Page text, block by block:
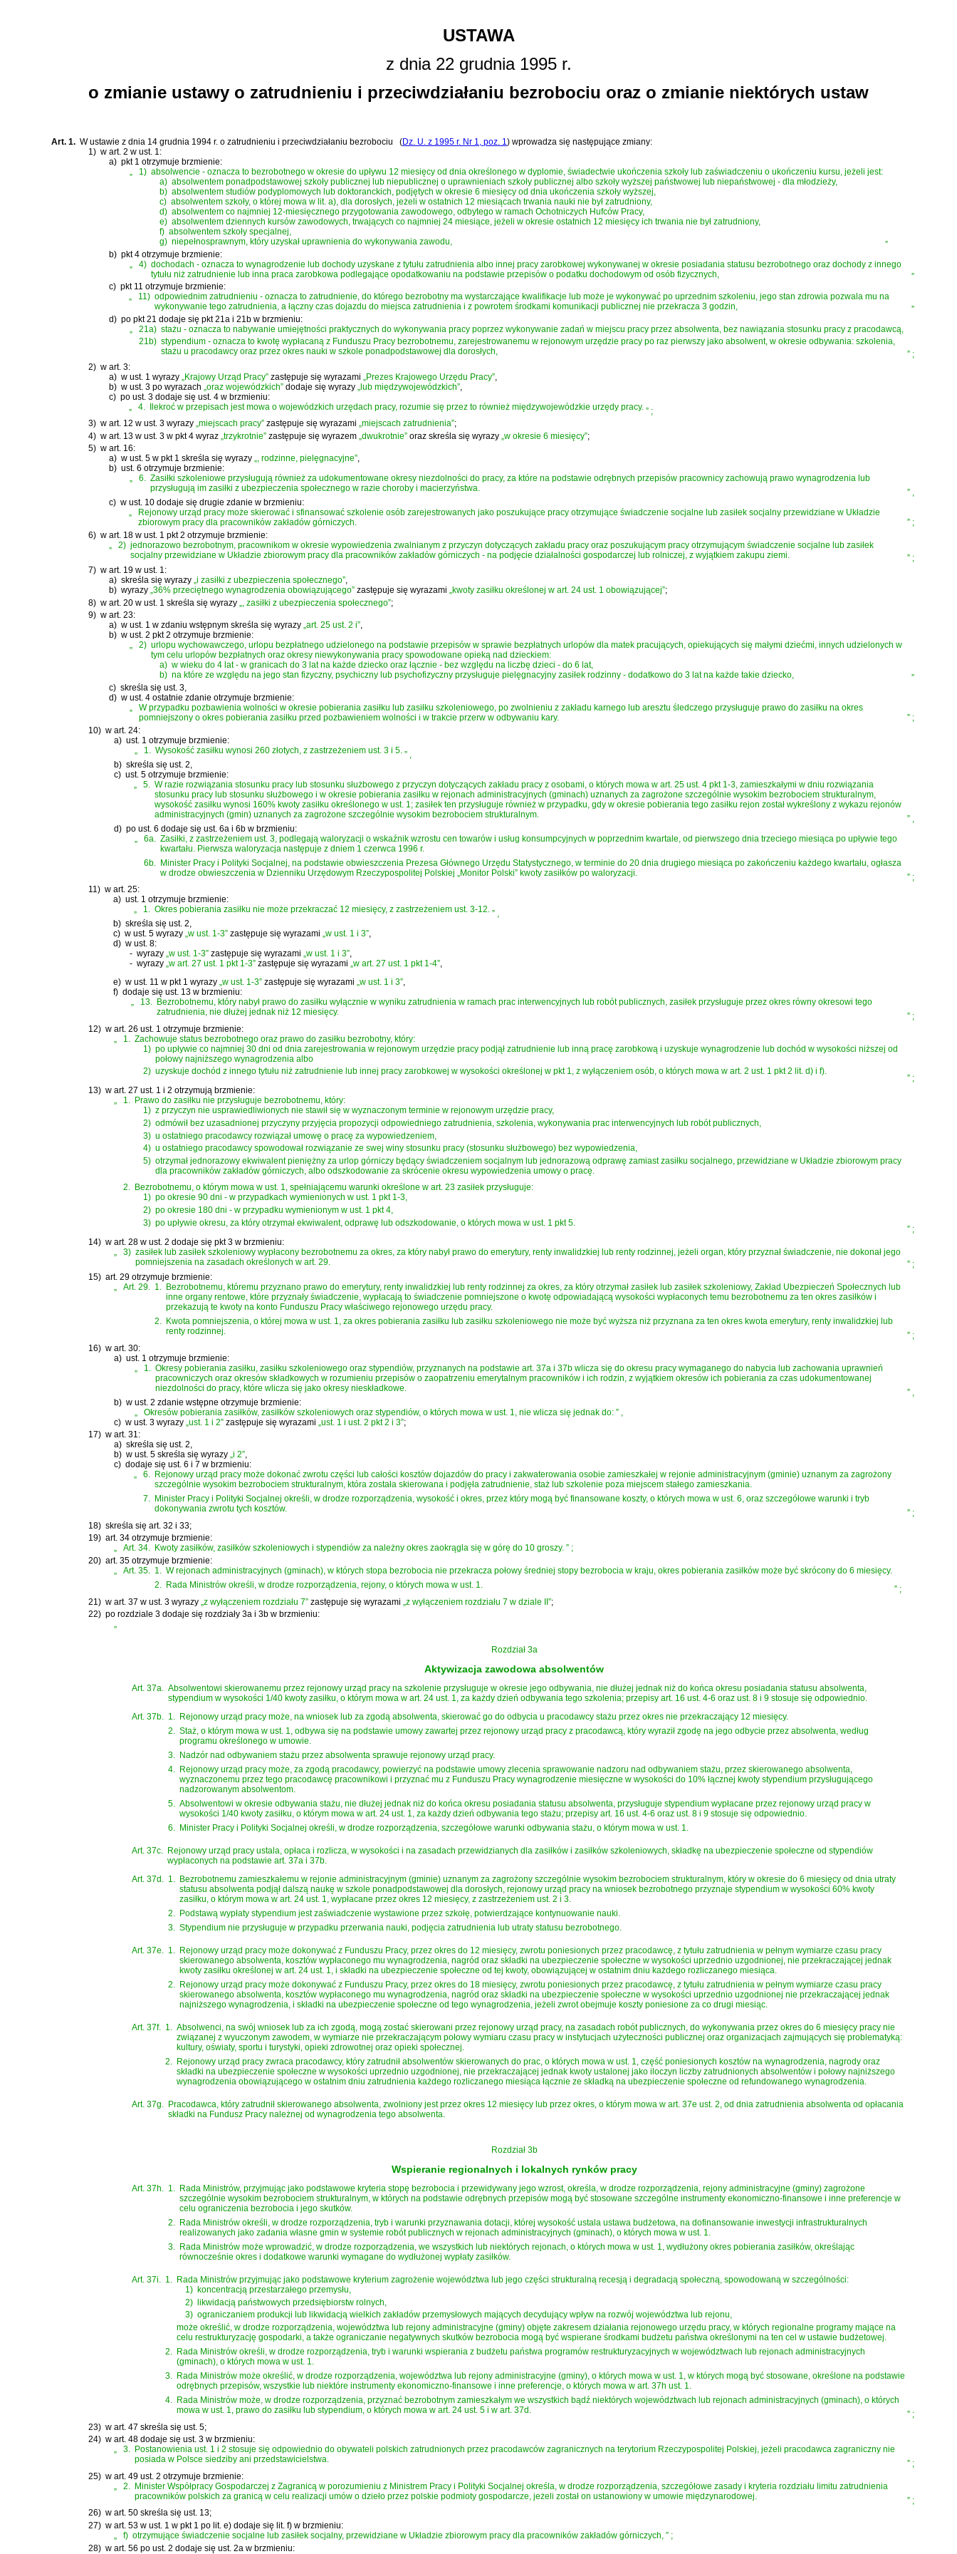
USTAWA
z dnia 22 grudnia 1995 r.
o zmianie ustawy o zatrudnieniu i przeciwdziałaniu bezrobociu oraz o zmianie niektórych ustaw
Art. 1. Wustawie z dnia 14 grudnia 1994 r. o zatrudnieniu i przeciwdziałaniu bezrobociu (Dz. U. z 1995 r. Nr 1, poz. 1) wprowadza się następujące zmiany:
1) w art. 2 w ust. 1:
a) pkt 1 otrzymuje brzmienie:
„
1) absolwencie - oznacza to bezrobotnego w okresie do upływu 12 miesięcy od dnia określonego w dyplomie, świadectwie ukończenia szkoły lub zaświadczeniu o ukończeniu kursu, jeżeli jest:
a) absolwentem ponadpodstawowej szkoły publicznej lub niepublicznej o uprawnieniach szkoły publicznej albo szkoły wyższej państwowej lub niepaństwowej - dla młodzieży,
b) absolwentem studiów podyplomowych lub doktoranckich, podjętych w okresie 6 miesięcy od dnia ukończenia szkoły wyższej,
c) absolwentem szkoły, o której mowa w lit. a), dla dorosłych, jeżeli w ostatnich 12 miesiącach trwania nauki nie był zatrudniony,
d) absolwentem co najmniej 12-miesięcznego przygotowania zawodowego, odbytego w ramach Ochotniczych Hufców Pracy,
e) absolwentem dziennych kursów zawodowych, trwających co najmniej 24 miesiące, jeżeli w okresie ostatnich 12 miesięcy ich trwania nie był zatrudniony,
f) absolwentem szkoły specjalnej,
g) niepełnosprawnym, który uzyskał uprawnienia do wykonywania zawodu,
”
b) pkt 4 otrzymuje brzmienie:
4) dochodach - oznacza to wynagrodzenie lub dochody uzyskane z tytułu zatrudnienia albo innej pracy zarobkowej wykonywanej w okresie posiadania statusu bezrobotnego oraz dochody z innego
tytułu niż zatrudnienie lub inna praca zarobkowa podlegające opodatkowaniu na podstawie przepisów o podatku dochodowym od osób fizycznych,
”
c) pkt 11 otrzymuje brzmienie:
„
11) odpowiednim zatrudnieniu - oznacza to zatrudnienie, do którego bezrobotny ma wystarczające kwalifikacje lub może je wykonywać po uprzednim szkoleniu, jego stan zdrowia pozwala mu na
wykonywanie tego zatrudnienia, a łączny czas dojazdu do miejsca zatrudnienia i z powrotem środkami komunikacji publicznej nie przekracza 3 godzin,
”
d) po pkt 21 dodaje się pkt 21a i 21b w brzmieniu:
21a) stażu - oznacza to nabywanie umiejętności praktycznych do wykonywania pracy poprzez wykonywanie zadań w miejscu pracy przez absolwenta, bez nawiązania stosunku pracy z pracodawcą,
21b) stypendium - oznacza to kwotę wypłacaną z Funduszu Pracy bezrobotnemu, zarejestrowanemu w rejonowym urzędzie pracy po raz pierwszy jako absolwent, w okresie odbywania: szkolenia,
stażu u pracodawcy oraz przez okres nauki w szkole ponadpodstawowej dla dorosłych,
” ;
2) w art. 3:
a) w ust. 1 wyrazy „Krajowy Urząd Pracy” zastępuje się wyrazami „Prezes Krajowego Urzędu Pracy”
b) w ust. 3 po wyrazach „oraz wojewódzkich” dodaje się wyrazy „lub międzywojewódzkich”
c) po ust. 3 dodaje się ust. 4 w brzmieniu:
4. Ilekroć w przepisach jest mowa o wojewódzkich urzędach pracy, rozumie się przez to również międzywojewódzkie urzędy pracy. ” ;
3) w art. 12 w ust. 3 wyrazy „miejscach pracy” zastępuje się wyrazami „miejscach zatrudnienia”;
4) w art. 13 w ust. 3 w pkt 4 wyraz „trzykrotnie” zastępuje się wyrazem „dwukrotnie” oraz skreśla się wyrazy „w okresie 6 miesięcy”;
5) w art. 16:
a) w ust. 5 w pkt 1 skreśla się wyrazy „, rodzinne, pielęgnacyjne”,
b) ust. 6 otrzymuje brzmienie:
„
6. Zasiłki szkoleniowe przysługują również za udokumentowane okresy niezdolności do pracy, za które na podstawie odrębnych przepisów pracownicy zachowują prawo wynagrodzenia lub
przysługują im zasiłki z ubezpieczenia społecznego w razie choroby i macierzyństwa.
” ,
c) w ust. 10 dodaje się drugie zdanie w brzmieniu:
„
Rejonowy urząd pracy może skierować i sfinansować szkolenie osób zarejestrowanych jako poszukujące pracy otrzymujące świadczenie socjalne lub zasiłek socjalny przewidziane w Układzie
zbiorowym pracy dla pracowników zakładów górniczych.
” ;
6) w art. 18 w ust. 1 pkt 2 otrzymuje brzmienie:
„
2) jednorazowo bezrobotnym, pracownikom w okresie wypowiedzenia zwalnianym z przyczyn dotyczących zakładu pracy oraz poszukującym pracy otrzymującym świadczenie socjalne lub zasiłek
socjalny przewidziane w Układzie zbiorowym pracy dla pracowników zakładów górniczych - na podjęcie działalności gospodarczej lub rolniczej, z wyjątkiem zakupu ziemi.
” ;
7) w art. 19 w ust. 1:
a) skreśla się wyrazy „i zasiłki z ubezpieczenia społecznego”,
b) wyrazy „36% przeciętnego wynagrodzenia obowiązującego” zastępuje się wyrazami „kwoty zasiłku określonej w art. 24 ust. 1 obowiązującej”;
8) w art. 20 w ust. 1 skreśla się wyrazy „, zasiłki z ubezpieczenia społecznego”;
9) w art. 23:
a) w ust. 1 w zdaniu wstępnym skreśla się wyrazy „art. 25 ust. 2 i”,
b) w ust. 2 pkt 2 otrzymuje brzmienie:
„
2) urlopu wychowawczego, urlopu bezpłatnego udzielonego na podstawie przepisów w sprawie bezpłatnych urlopów dla matek pracujących, opiekujących się małymi dziećmi, innych udzielonych w
tym celu urlopów bezpłatnych oraz okresy niewykonywania pracy spowodowane opieką nad dzieckiem:
a) w wieku do 4 lat - w granicach do 3 lat na każde dziecko oraz łącznie - bez względu na liczbę dzieci - do 6 lat,
b) na które ze względu na jego stan fizyczny, psychiczny lub psychofizyczny przysługuje pielęgnacyjny zasiłek rodzinny - dodatkowo do 3 lat na każde takie dziecko,
”
c) skreśla się ust. 3,
d) w ust. 4 ostatnie zdanie otrzymuje brzmienie:
„
W przypadku pozbawienia wolności w okresie pobierania zasiłku lub zasiłku szkoleniowego, po zwolnieniu z zakładu karnego lub aresztu śledczego przysługuje prawo do zasiłku na okres
pomniejszony o okres pobierania zasiłku przed pozbawieniem wolności i w trakcie przerw w odbywaniu kary.
” ;
10) w art. 24:
a) ust. 1 otrzymuje brzmienie:
1. Wysokość zasiłku wynosi 260 złotych, z zastrzeżeniem ust. 3 i 5. ”
b) skreśla się ust. 2,
c) ust. 5 otrzymuje brzmienie:
5.
W razie rozwiązania stosunku pracy lub stosunku służbowego z przyczyn dotyczących zakładu pracy z osobami, o których mowa w art. 25 ust. 4 pkt 1-3, zamieszkałymi w dniu rozwiązania
stosunku pracy lub stosunku służbowego i w okresie pobierania zasiłku w rejonach administracyjnych (gminach) uznanych za zagrożone szczególnie wysokim bezrobociem strukturalnym,
wysokość zasiłku wynosi 160% kwoty zasiłku określonego w ust. 1; zasiłek ten przysługuje również w przypadku, gdy w okresie pobierania tego zasiłku rejon został wykreślony z wykazu rejonów
administracyjnych (gmin) uznanych za zagrożone szczególnie wysokim bezrobociem strukturalnym.
”
d) po ust. 6 dodaje się ust. 6a i 6b w brzmieniu:
6a.
Zasiłki, z zastrzeżeniem ust. 3, podlegają waloryzacji o wskaźnik wzrostu cen towarów i usług konsumpcyjnych w poprzednim kwartale, od pierwszego dnia trzeciego miesiąca po upływie tego
kwartału. Pierwsza waloryzacja następuje z dniem 1 czerwca 1996 r.
6b.
Minister Pracy i Polityki Socjalnej, na podstawie obwieszczenia Prezesa Głównego Urzędu Statystycznego, w terminie do 20 dnia drugiego miesiąca po zakończeniu każdego kwartału, ogłasza
w drodze obwieszczenia w Dzienniku Urzędowym Rzeczypospolitej Polskiej „Monitor Polski” kwoty zasiłków po waloryzacji.
” ;
11) w art. 25:
a) ust. 1 otrzymuje brzmienie:
„
1. Okres pobierania zasiłku nie może przekraczać 12 miesięcy, z zastrzeżeniem ust. 3-12. ” ,
b) skreśla się ust. 2,
c) w ust. 5 wyrazy „w ust. 1-3” zastępuje się wyrazami „w ust. 1 i 3”,
d) w ust. 8:
- wyrazy „w ust. 1-3” zastępuje się wyrazami „w ust. 1 i 3”,
- wyrazy „w art. 27 ust. 1 pkt 1-3” zastępuje się wyrazami „w art. 27 ust. 1 pkt 1-4”,
e) w ust. 11 w pkt 1 wyrazy „w ust. 1-3” zastępuje się wyrazami „w ust. 1 i 3”,
f) dodaje się ust. 13 w brzmieniu:
„
13. Bezrobotnemu, który nabył prawo do zasiłku wyłącznie w wyniku zatrudnienia w ramach prac interwencyjnych lub robót publicznych, zasiłek przysługuje przez okres równy okresowi tego
zatrudnienia, nie dłużej jednak niż 12 miesięcy.
” ;
12) w art. 26 ust. 1 otrzymuje brzmienie:
1.
Zachowuje status bezrobotnego oraz prawo do zasiłku bezrobotny, który:
1) po upływie co najmniej 30 dni od dnia zarejestrowania w rejonowym urzędzie pracy podjął zatrudnienie lub inną pracę zarobkową i uzyskuje wynagrodzenie lub dochód w wysokości niższej od
połowy najniższego wynagrodzenia albo
2) uzyskuje dochód z innego tytułu niż zatrudnienie lub innej pracy zarobkowej w wysokości określonej w pkt 1, z wyłączeniem osób, o których mowa w art. 2 ust. 1 pkt 2 lit. d) i f).
” ;
13) w art. 27 ust. 1 i 2 otrzymują brzmienie:
„
1. Prawo do zasiłku nie przysługuje bezrobotnemu, który:
1) z przyczyn nie usprawiedliwionych nie stawił się w wyznaczonym terminie w rejonowym urzędzie pracy,
2) odmówił bez uzasadnionej przyczyny przyjęcia propozycji odpowiedniego zatrudnienia, szkolenia, wykonywania prac interwencyjnych lub robót publicznych,
3) u ostatniego pracodawcy rozwiązał umowę o pracę za wypowiedzeniem,
4) u ostatniego pracodawcy spowodował rozwiązanie ze swej winy stosunku pracy (stosunku służbowego) bez wypowiedzenia,
5) otrzymał jednorazowy ekwiwalent pieniężny za urlop górniczy będący świadczeniem socjalnym lub jednorazową odprawę zamiast zasiłku socjalnego, przewidziane w Układzie zbiorowym pracy
dla pracowników zakładów górniczych, albo odszkodowanie za skrócenie okresu wypowiedzenia umowy o pracę.
2. Bezrobotnemu, o którym mowa w ust. 1, spełniającemu warunki określone w art. 23 zasiłek przysługuje:
1) po okresie 90 dni - w przypadkach wymienionych w ust. 1 pkt 1-3,
2) po okresie 180 dni - w przypadku wymienionym w ust. 1 pkt 4,
3) po upływie okresu, za który otrzymał ekwiwalent, odprawę lub odszkodowanie, o których mowa w ust. 1 pkt 5.
” ;
14) w art. 28 w ust. 2 dodaje się pkt 3 w brzmieniu:
„
3) zasiłek lub zasiłek szkoleniowy wypłacony bezrobotnemu za okres, za który nabył prawo do emerytury, renty inwalidzkiej lub renty rodzinnej, jeżeli organ, który przyznał świadczenie, nie dokonał jego
pomniejszenia na zasadach określonych w art. 29.
” ;
15) art. 29 otrzymuje brzmienie:
„
Art. 29. 1. Bezrobotnemu, któremu przyznano prawo do emerytury, renty inwalidzkiej lub renty rodzinnej za okres, za który otrzymał zasiłek lub zasiłek szkoleniowy, Zakład Ubezpieczeń Społecznych lub
inne organy rentowe, które przyznały świadczenie, wypłacają to świadczenie pomniejszone o kwotę odpowiadającą wysokości wypłaconych temu bezrobotnemu za ten okres zasiłków i
przekazują te kwoty na konto Funduszu Pracy właściwego rejonowego urzędu pracy.
2. Kwota pomniejszenia, o której mowa w ust. 1, za okres pobierania zasiłku lub zasiłku szkoleniowego nie może być wyższa niż przyznana za ten okres kwota emerytury, renty inwalidzkiej lub
renty rodzinnej.
” ;
16) w art. 30:
a) ust. 1 otrzymuje brzmienie:
1.
Okresy pobierania zasiłku, zasiłku szkoleniowego oraz stypendiów, przyznanych na podstawie art. 37a i 37b wlicza się do okresu pracy wymaganego do nabycia lub zachowania uprawnień
pracowniczych oraz okresów składkowych w rozumieniu przepisów o zaopatrzeniu emerytalnym pracowników i ich rodzin, z wyjątkiem okresów ich pobierania za czas udokumentowanej
niezdolności do pracy, które wlicza się jako okresy nieskładkowe.
”
b) w ust. 2 zdanie wstępne otrzymuje brzmienie:
Okresów pobierania zasiłków, zasiłków szkoleniowych oraz stypendiów, o których mowa w ust. 1, nie wlicza się jednak do: ”
c) w ust. 3 wyrazy „ust. 1 i 2” zastępuje się wyrazami „ust. 1 i ust. 2 pkt 2 i 3”;
17) w art. 31:
a) skreśla się ust. 2,
b) w ust. 5 skreśla się wyrazy „i 2”,
c) dodaje się ust. 6 i 7 w brzmieniu:
„
6. Rejonowy urząd pracy może dokonać zwrotu części lub całości kosztów dojazdów do pracy i zakwaterowania osobie zamieszkałej w rejonie administracyjnym (gminie) uznanym za zagrożony
szczególnie wysokim bezrobociem strukturalnym, która została skierowana i podjęła zatrudnienie, staż lub szkolenie poza miejscem stałego zamieszkania.
7. Minister Pracy i Polityki Socjalnej określi, w drodze rozporządzenia, wysokość i okres, przez który mogą być finansowane koszty, o których mowa w ust. 6, oraz szczegółowe warunki i tryb
dokonywania zwrotu tych kosztów.
” ;
18) skreśla się art. 32 i 33;
19) art. 34 otrzymuje brzmienie:
„
Art. 34. Kwoty zasiłków, zasiłków szkoleniowych i stypendiów za należny okres zaokrągla się w górę do 10 groszy. ” ;
20) art. 35 otrzymuje brzmienie:
„
Art. 35. 1. W rejonach administracyjnych (gminach), w których stopa bezrobocia nie przekracza połowy średniej stopy bezrobocia w kraju, okres pobierania zasiłków może być skrócony do 6 miesięcy.
2. Rada Ministrów określi, w drodze rozporządzenia, rejony, o których mowa w ust. 1. ” ;
21) w art. 37 w ust. 3 wyrazy „z wyłączeniem rozdziału 7” zastępuje się wyrazami „z wyłączeniem rozdziału 7 w dziale II”;
22) po rozdziale 3 dodaje się rozdziały 3a i 3b w brzmieniu:
„
Rozdział 3a
Aktywizacja zawodowa absolwentów
Art. 37a. Absolwentowi skierowanemu przez rejonowy urząd pracy na szkolenie przysługuje w okresie jego odbywania, nie dłużej jednak niż do końca okresu posiadania statusu absolwenta,
stypendium w wysokości 1/40 kwoty zasiłku, o którym mowa w art. 24 ust. 1, za każdy dzień odbywania tego szkolenia; przepisy art. 16 ust. 4-6 oraz ust. 8 i 9 stosuje się odpowiednio.
Art. 37b. 1. Rejonowy urząd pracy może, na wniosek lub za zgodą absolwenta, skierować go do odbycia u pracodawcy stażu przez okres nie przekraczający 12 miesięcy.
2. Staż, o którym mowa w ust. 1, odbywa się na podstawie umowy zawartej przez rejonowy urząd pracy z pracodawcą, który wyraził zgodę na jego odbycie przez absolwenta, według
programu określonego w umowie.
3. Nadzór nad odbywaniem stażu przez absolwenta sprawuje rejonowy urząd pracy.
4. Rejonowy urząd pracy może, za zgodą pracodawcy, powierzyć na podstawie umowy zlecenia sprawowanie nadzoru nad odbywaniem stażu, przez skierowanego absolwenta,
wyznaczonemu przez tego pracodawcę pracownikowi i przyznać mu z Funduszu Pracy wynagrodzenie miesięczne w wysokości do 10% łącznej kwoty stypendium przysługującego
nadzorowanym absolwentom.
5. Absolwentowi w okresie odbywania stażu, nie dłużej jednak niż do końca okresu posiadania statusu absolwenta, przysługuje stypendium wypłacane przez rejonowy urząd pracy w
wysokości 1/40 kwoty zasiłku, o którym mowa w art. 24 ust. 1, za każdy dzień odbywania tego stażu; przepisy art. 16 ust. 4-6 oraz ust. 8 i 9 stosuje się odpowiednio.
6. Minister Pracy i Polityki Socjalnej określi, w drodze rozporządzenia, szczegółowe warunki odbywania stażu, o którym mowa w ust. 1.
Art. 37c. Rejonowy urząd pracy ustala, opłaca i rozlicza, w wysokości i na zasadach przewidzianych dla zasiłków i zasiłków szkoleniowych, składkę na ubezpieczenie społeczne od stypendiów
wypłaconych na podstawie art. 37a i 37b.
Art. 37d. 1. Bezrobotnemu zamieszkałemu w rejonie administracyjnym (gminie) uznanym za zagrożony szczególnie wysokim bezrobociem strukturalnym, który w okresie do 6 miesięcy od dnia utraty
statusu absolwenta podjął dalszą naukę w szkole ponadpodstawowej dla dorosłych, rejonowy urząd pracy na wniosek bezrobotnego przyznaje stypendium w wysokości 60% kwoty
zasiłku, o którym mowa w art. 24 ust. 1, wypłacane przez okres 12 miesięcy, z zastrzeżeniem ust. 2 i 3.
2. Podstawą wypłaty stypendium jest zaświadczenie wystawione przez szkołę, potwierdzające kontynuowanie nauki.
3. Stypendium nie przysługuje w przypadku przerwania nauki, podjęcia zatrudnienia lub utraty statusu bezrobotnego.
Art. 37e. 1. Rejonowy urząd pracy może dokonywać z Funduszu Pracy, przez okres do 12 miesięcy, zwrotu poniesionych przez pracodawcę, z tytułu zatrudnienia w pełnym wymiarze czasu pracy
skierowanego absolwenta, kosztów wypłaconego mu wynagrodzenia, nagród oraz składki na ubezpieczenie społeczne w wysokości uprzednio uzgodnionej, nie przekraczającej jednak
kwoty zasiłku określonej w art. 24 ust. 1, i składki na ubezpieczenie społeczne od tej kwoty, obowiązującej w ostatnim dniu każdego rozliczanego miesiąca.
2. Rejonowy urząd pracy może dokonywać z Funduszu Pracy, przez okres do 18 miesięcy, zwrotu poniesionych przez pracodawcę, z tytułu zatrudnienia w pełnym wymiarze czasu pracy
skierowanego absolwenta, kosztów wypłaconego mu wynagrodzenia, nagród oraz składki na ubezpieczenie społeczne w wysokości uprzednio uzgodnionej nie przekraczającej jednak
najniższego wynagrodzenia, i składki na ubezpieczenie społeczne od tego wynagrodzenia, jeżeli zwrot obejmuje koszty poniesione za co drugi miesiąc.
Art. 37f. 1. Absolwenci, na swój wniosek lub za ich zgodą, mogą zostać skierowani przez rejonowy urząd pracy, na zasadach robót publicznych, do wykonywania przez okres do 6 miesięcy pracy nie
związanej z wyuczonym zawodem, w wymiarze nie przekraczającym połowy wymiaru czasu pracy w instytucjach użyteczności publicznej oraz organizacjach zajmujących się problematyką:
kultury, oświaty, sportu i turystyki, opieki zdrowotnej oraz opieki społecznej.
2. Rejonowy urząd pracy zwraca pracodawcy, który zatrudnił absolwentów skierowanych do prac, o których mowa w ust. 1, część poniesionych kosztów na wynagrodzenia, nagrody oraz
składki na ubezpieczenie społeczne w wysokości uprzednio uzgodnionej, nie przekraczającej jednak kwoty ustalonej jako iloczyn liczby zatrudnionych absolwentów i połowy najniższego
wynagrodzenia obowiązującego w ostatnim dniu zatrudnienia każdego rozliczanego miesiąca łącznie ze składką na ubezpieczenie społeczne od refundowanego wynagrodzenia.
Art. 37g. Pracodawca, który zatrudnił skierowanego absolwenta, zwolniony jest przez okres 12 miesięcy lub przez okres, o którym mowa w art. 37e ust. 2, od dnia zatrudnienia absolwenta od opłacania
składki na Fundusz Pracy należnej od wynagrodzenia tego absolwenta.
Rozdział 3b
Wspieranie regionalnych i lokalnych rynków pracy
Art. 37h. 1. Rada Ministrów, przyjmując jako podstawowe kryteria stopę bezrobocia i przewidywany jego wzrost, określa, w drodze rozporządzenia, rejony administracyjne (gminy) zagrożone
szczególnie wysokim bezrobociem strukturalnym, w których na podstawie odrębnych przepisów mogą być stosowane szczególne instrumenty ekonomiczno-finansowe i inne preferencje w
celu ograniczenia bezrobocia i jego skutków.
2. Rada Ministrów określi, w drodze rozporządzenia, tryb i warunki przyznawania dotacji, której wysokość ustala ustawa budżetowa, na dofinansowanie inwestycji infrastrukturalnych
realizowanych jako zadania własne gmin w systemie robót publicznych w rejonach administracyjnych (gminach), o których mowa w ust. 1.
3. Rada Ministrów może wprowadzić, w drodze rozporządzenia, we wszystkich lub niektórych rejonach, o których mowa w ust. 1, wydłużony okres pobierania zasiłków, określając
równocześnie okres i dodatkowe warunki wymagane do wydłużonej wypłaty zasiłków.
Art. 37i. 1. Rada Ministrów przyjmując jako podstawowe kryterium zagrożenie województwa lub jego części strukturalną recesją i degradacją społeczną, spowodowaną w szczególności:
1) koncentracją przestarzałego przemysłu,
2) likwidacją państwowych przedsiębiorstw rolnych,
3) ograniczaniem produkcji lub likwidacją wielkich zakładów przemysłowych mających decydujący wpływ na rozwój województwa lub rejonu,
może określić, w drodze rozporządzenia, województwa lub rejony administracyjne (gminy) objęte zakresem działania rejonowego urzędu pracy, w których regionalne programy mające na
celu restrukturyzację gospodarki, a także ograniczanie negatywnych skutków bezrobocia mogą być wspierane środkami budżetu państwa określonymi na ten cel w ustawie budżetowej.
2. Rada Ministrów określi, w drodze rozporządzenia, tryb i warunki wspierania z budżetu państwa programów restrukturyzacyjnych w województwach lub rejonach administracyjnych
(gminach), o których mowa w ust. 1.
3. Rada Ministrów może określić, w drodze rozporządzenia, województwa lub rejony administracyjne (gminy), o których mowa w ust. 1, w których mogą być stosowane, określone na podstawie
odrębnych przepisów, wszystkie lub niektóre instrumenty ekonomiczno-finansowe i inne preferencje, o których mowa w art. 37h ust. 1.
4. Rada Ministrów może, w drodze rozporządzenia, przyznać bezrobotnym zamieszkałym we wszystkich bądź niektórych województwach lub rejonach administracyjnych (gminach), o których
mowa w ust. 1, prawo do zasiłku lub stypendium, o których mowa w art. 24 ust. 5 i w art. 37d.
” ;
23) w art. 47 skreśla się ust. 5;
24) w art. 48 dodaje się ust. 3 w brzmieniu:
„
3. Postanowienia ust. 1 i 2 stosuje się odpowiednio do obywateli polskich zatrudnionych przez pracodawców zagranicznych na terytorium Rzeczypospolitej Polskiej, jeżeli pracodawca zagraniczny nie
posiada w Polsce siedziby ani przedstawicielstwa.
” ;
25) w art. 49 ust. 2 otrzymuje brzmienie:
2.
Minister Współpracy Gospodarczej z Zagranicą w porozumieniu z Ministrem Pracy i Polityki Socjalnej określa, w drodze rozporządzenia, szczegółowe zasady i kryteria rozdziału limitu zatrudnienia
pracowników polskich za granicą w celu realizacji umów o dzieło przez polskie podmioty gospodarcze, jeżeli został on ustanowiony w umowie międzynarodowej.
” ;
26) w art. 50 skreśla się ust. 13;
27) w art. 53 w ust. 1 w pkt 1 po lit. e) dodaje się lit. f) w brzmieniu:
„
f) otrzymujące świadczenie socjalne lub zasiłek socjalny, przewidziane w Układzie zbiorowym pracy dla pracowników zakładów górniczych, ” ;
28) w art. 56 po ust. 2 dodaje się ust. 2a w brzmieniu: